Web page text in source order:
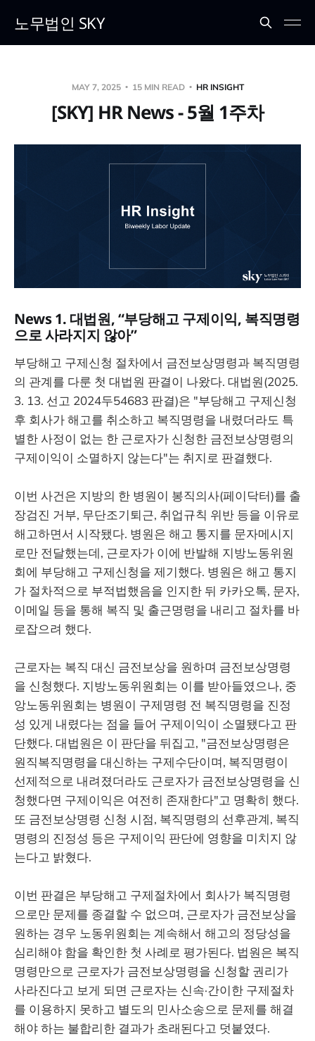
노무법인 SKY
MAY 7, 2025 15 MIN READ HR INSIGHT
[SKY] HR News - 5월 1주차
News 1. 대법원, “부당해고 구제이익, 복직명령
으로 사라지지 않아”
부당해고 구제신청 절차에서 금전보상명령과 복직명령
의 관계를 다룬 첫 대법원 판결이 나왔다. 대법원(2025.
3. 13. 선고 2024두54683 판결)은 "부당해고 구제신청
후 회사가 해고를 취소하고 복직명령을 내렸더라도 특
별한 사정이 없는 한 근로자가 신청한 금전보상명령의
구제이익이 소멸하지 않는다"는 취지로 판결했다.
이번 사건은 지방의 한 병원이 봉직의사(페이닥터)를 출
장검진 거부, 무단조기퇴근, 취업규칙 위반 등을 이유로
해고하면서 시작됐다. 병원은 해고 통지를 문자메시지
로만 전달했는데, 근로자가 이에 반발해 지방노동위원
회에 부당해고 구제신청을 제기했다. 병원은 해고 통지
가 절차적으로 부적법했음을 인지한 뒤 카카오톡, 문자,
이메일 등을 통해 복직 및 출근명령을 내리고 절차를 바
로잡으려 했다.
근로자는 복직 대신 금전보상을 원하며 금전보상명령
을 신청했다. 지방노동위원회는 이를 받아들였으나, 중
앙노동위원회는 병원이 구제명령 전 복직명령을 진정
성 있게 내렸다는 점을 들어 구제이익이 소멸됐다고 판
단했다. 대법원은 이 판단을 뒤집고, "금전보상명령은
원직복직명령을 대신하는 구제수단이며, 복직명령이
선제적으로 내려졌더라도 근로자가 금전보상명령을 신
청했다면 구제이익은 여전히 존재한다"고 명확히 했다.
또 금전보상명령 신청 시점, 복직명령의 선후관계, 복직
명령의 진정성 등은 구제이익 판단에 영향을 미치지 않
는다고 밝혔다.
이번 판결은 부당해고 구제절차에서 회사가 복직명령
으로만 문제를 종결할 수 없으며, 근로자가 금전보상을
원하는 경우 노동위원회는 계속해서 해고의 정당성을
심리해야 함을 확인한 첫 사례로 평가된다. 법원은 복직
명령만으로 근로자가 금전보상명령을 신청할 권리가
사라진다고 보게 되면 근로자는 신속·간이한 구제절차
를 이용하지 못하고 별도의 민사소송으로 문제를 해결
해야 하는 불합리한 결과가 초래된다고 덧붙였다.